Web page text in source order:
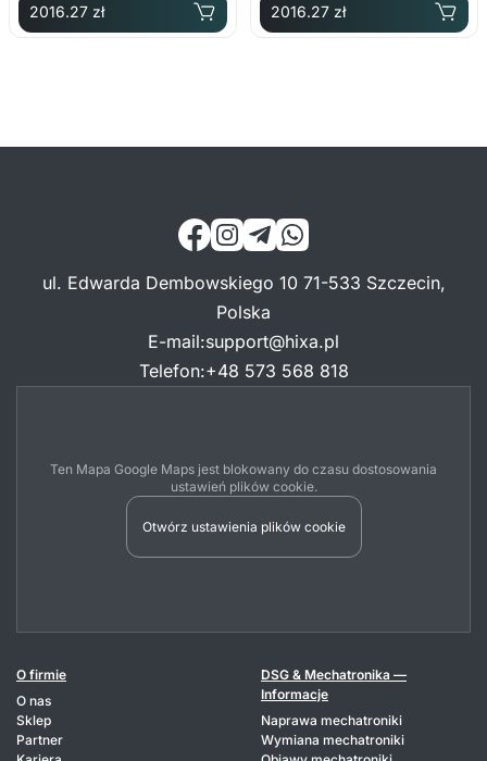
2016.27 zł 2016.27 zł
ul. Edwarda Dembowskiego 10 71-533 Szczecin,
Polska
E-mail:support@hixa.pl
Telefon:+48 573 568 818
Ten Mapa Google Maps jest blokowany do czasu dostosowania
ustawień plików cookie.
Otwórz ustawienia plików cookie
O firmie
O nas
Sklep
Partner
DSG & Mechatronika —
Informacje
Naprawa mechatroniki
Wymiana mechatroniki